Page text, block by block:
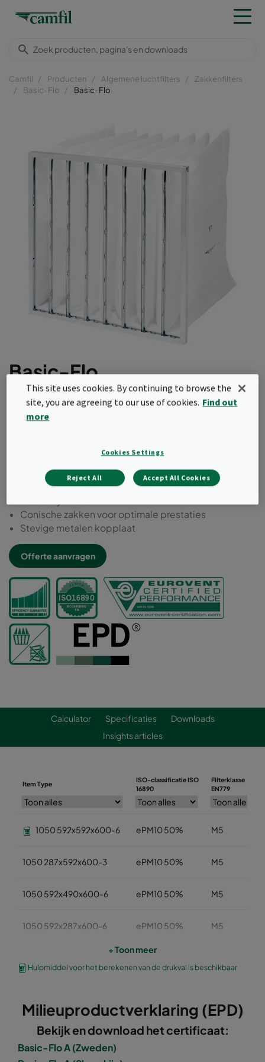
Camfil Producten Algemene luchtfilters
Zakkenfilters
Basic-Flo
Basic-Flo
Basic-Flo
Dit zakkenfilter wordt geleverd met een
synthetisch medium in een stalen frame. Het is
geleverd met een gereduceerd aantal zakken om
de kosten te optimaliseren.
Conische zakken voor optimale prestaties
Stevige metalen kopplaat
Offerte aanvragen
Calculator Specificaties
Downloads
Insights articles
Item Type
ISO-classificatie ISO
16890
Filterklasse
EN779
1050 592x592x600-6 ePM10 50% M5
1050 287x592x600-3 ePM10 50% M5
1050 592x490x600-6 ePM10 50% M5
1050 592x287x600-6 ePM10 50% M5
1050 490x592x520-5
1050 287x592x520-3
+ Toon meer
Hulpmiddel voor het berekenen van de drukval is beschikbaar
Milieuproductverklaring (EPD)
Bekijk en download het certificaat:
Basic-Flo A (Zweden)
This site uses cookies. By continuing to browse the
site, you are agreeing to our use of cookies. Find out
more
Cookies Settings
Reject All Accept All Cookies